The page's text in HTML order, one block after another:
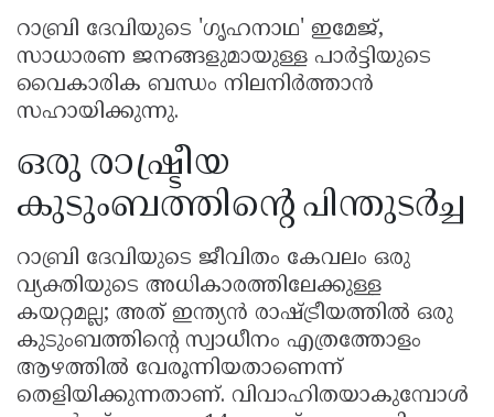
റാബ്രി ദേവിയുടെ 'ഗൃഹനാഥ' ഇമേജ്,
സാധാരണ ജനങ്ങളുമായുള്ള പാർട്ടിയുടെ
വൈകാരിക ബന്ധം നിലനിർത്താൻ
സഹായിക്കുന്നു.
ഒരു രാഷ്ട്രീയ
കുടുംബത്തിന്റെ പിന്തുടർച്ച
റാബ്രി ദേവിയുടെ ജീവിതം കേവലം ഒരു
വ്യക്തിയുടെ അധികാരത്തിലേക്കുള്ള
കയറ്റമല്ല; അത് ഇന്ത്യൻ രാഷ്ട്രീയത്തിൽ ഒരു
കുടുംബത്തിന്റെ സ്വാധീനം എത്രത്തോളം
ആഴത്തിൽ വേരൂന്നിയതാണെന്ന്
തെളിയിക്കുന്നതാണ്. വിവാഹിതയാകുമ്പോൾ